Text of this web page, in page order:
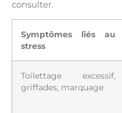
consulter.
Symptômes liés au
stress
Toilettage excessif,
griffades, marquage